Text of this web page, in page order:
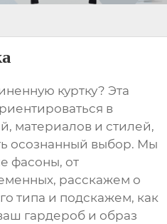
куртку? Эта
в
материалов и стилей,
осознанный выбор. Мы
фасоны, от
расскажем о
типа и подскажем, как
гардероб и образ